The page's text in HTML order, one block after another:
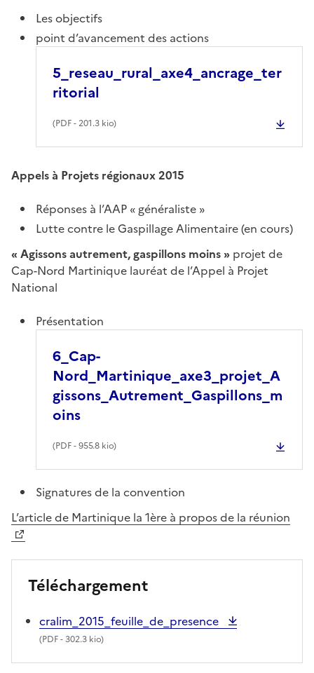
Les objectifs
point d’avancement des actions
5_reseau_rural_axe4_ancrage_ter
ritorial
(PDF- 201.3 kio)
Appels à Projets régionaux 2015
Réponses à l’AAP « généraliste »
Lutte contre le Gaspillage Alimentaire (en cours)
« Agissons autrement, gaspillons moins » projet de
Cap-Nord Martinique lauréat de l’Appel à Projet
National
Présentation
6_Cap-
Nord_Martinique_axe3_projet_A
gissons_Autrement_Gaspillons_m
oins
(PDF- 955.8 kio)
Signatures de la convention
L’article de Martinique la 1ère à propos de la réunion
Téléchargement
cralim_2015_feuille_de_presence
(PDF- 302.3 kio)